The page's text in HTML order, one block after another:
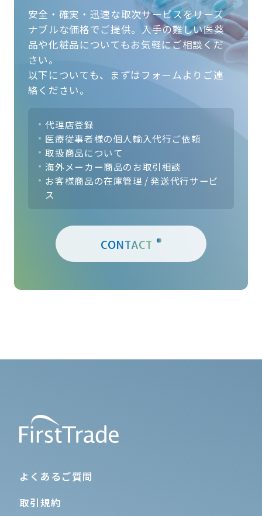
安全・確実・迅速な取次サービスをリーズ
ナブルな価格でご提供。 入手の難しい医薬
品や化粧品についてもお気軽にご相談くだ
さい。
以下についても、まずはフォームよりご連
絡ください。
代理店登録
医療従事者様の個人輸入代行ご依頼
取扱商品について
海外メーカー商品のお取引相談
お客様商品の在庫管理 / 発送代行サービ
ス
CONTACT
よくあるご質問
取引規約